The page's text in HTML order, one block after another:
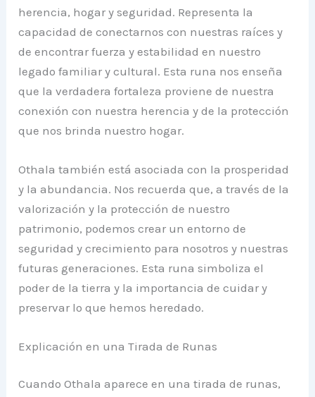
herencia, hogar y seguridad. Representa la
capacidad de conectarnos con nuestras raíces y
de encontrar fuerza y estabilidad en nuestro
legado familiar y cultural. Esta runa nos enseña
que la verdadera fortaleza proviene de nuestra
conexión con nuestra herencia y de la protección
que nos brinda nuestro hogar.
Othala también está asociada con la prosperidad
y la abundancia. Nos recuerda que, a través de la
valorización y la protección de nuestro
patrimonio, podemos crear un entorno de
seguridad y crecimiento para nosotros y nuestras
futuras generaciones. Esta runa simboliza el
poder de la tierra y la importancia de cuidar y
preservar lo que hemos heredado.
Explicación en una Tirada de Runas
Cuando Othala aparece en una tirada de runas,